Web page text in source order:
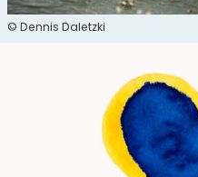
© Dennis Daletzki